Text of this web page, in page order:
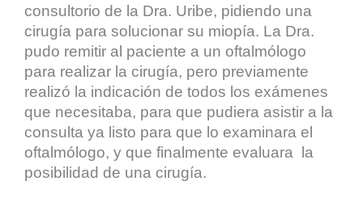
consultorio de la Dra. Uribe, pidiendo una
cirugía para solucionar su miopía. La Dra.
pudo remitir al paciente a un oftalmólogo
para realizar la cirugía, pero previamente
realizó la indicación de todos los exámenes
que necesitaba, para que pudiera asistir a la
consulta ya listo para que lo examinara el
oftalmólogo, y que finalmente evaluara la
posibilidad de una cirugía.